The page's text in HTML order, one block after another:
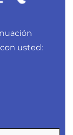
usted: